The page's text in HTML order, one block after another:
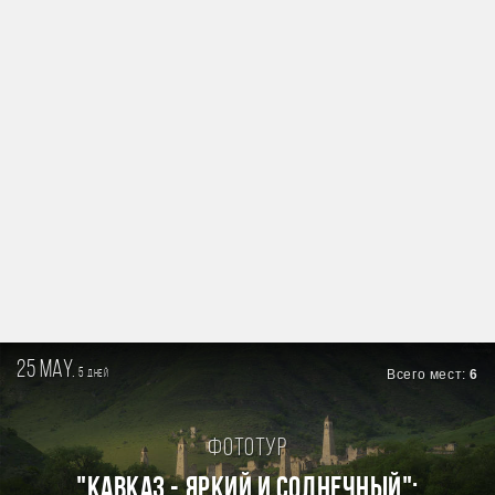
25 may. 5дней Всего мест:6
Фототур